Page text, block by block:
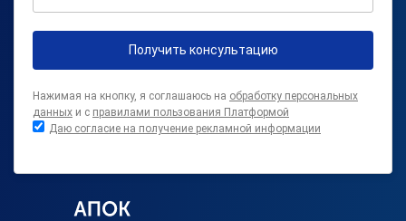
Получить консультацию
Нажимая на кнопку, я соглашаюсь на обработку персональных
данных и с правилами пользования Платформой
Даю согласие на получение рекламной информации